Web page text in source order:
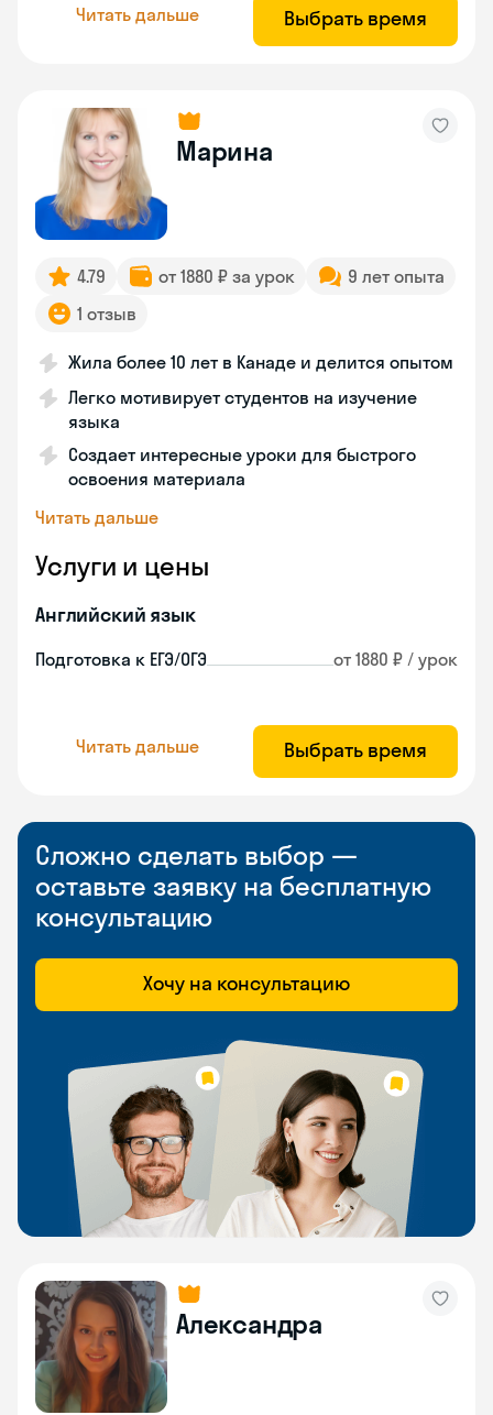
Читать дальше Выбрать время
Марина
4.79 от 1880 ₽ за урок
9 лет опыта
1 отзыв
Жила более 10 лет в Канаде и делится опытом
Легко мотивирует студентов на изучение
языка
Создает интересные уроки для быстрого
освоения материала
Читать дальше
Услуги и цены
Английский язык
Подготовка к ЕГЭ/ОГЭ от 1880 ₽ / урок
Читать дальше Выбрать время
Сложно сделать выбор —
оставьте заявку на бесплатную
консультацию
Хочу на консультацию
Александра